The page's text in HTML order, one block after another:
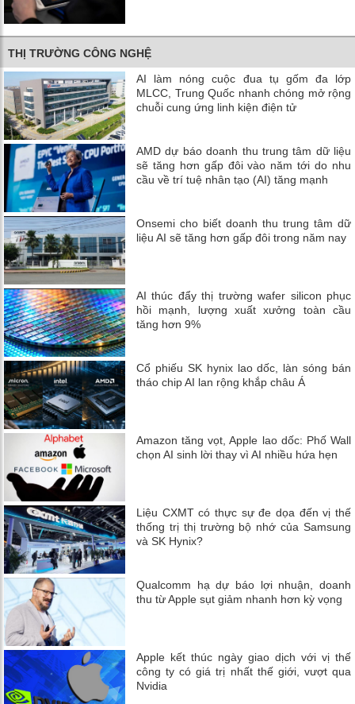
THỊ TRƯỜNG CÔNG NGHỆ
AI làm nóng cuộc đua tụ gốm đa lớp
MLCC, Trung Quốc nhanh chóng mở rộng
chuỗi cung ứng linh kiện điện tử
AMD dự báo doanh thu trung tâm dữ liệu
sẽ tăng hơn gấp đôi vào năm tới do nhu
cầu về trí tuệ nhân tạo (AI) tăng mạnh
Onsemi cho biết doanh thu trung tâm dữ
liệu AI sẽ tăng hơn gấp đôi trong năm nay
AI thúc đẩy thị trường wafer silicon phục
hồi mạnh, lượng xuất xưởng toàn cầu
tăng hơn 9%
Cổ phiếu SK hynix lao dốc, làn sóng bán
tháo chip AI lan rộng khắp châu Á
Amazon tăng vọt, Apple lao dốc: Phố Wall
chọn AI sinh lời thay vì AI nhiều hứa hẹn
Liệu CXMT có thực sự đe dọa đến vị thế
thống trị thị trường bộ nhớ của Samsung
và SK Hynix?
Qualcomm hạ dự báo lợi nhuận, doanh
thu từ Apple sụt giảm nhanh hơn kỳ vọng
Apple kết thúc ngày giao dịch với vị thế
công ty có giá trị nhất thế giới, vượt qua
Nvidia